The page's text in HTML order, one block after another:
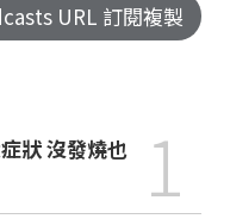
URL 訂閱複製
1